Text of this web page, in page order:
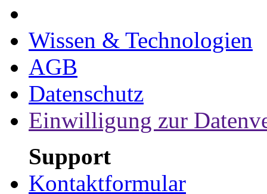
Wissen & Technologien
AGB
Datenschutz
Einwilligung zur
Support
Kontaktformular